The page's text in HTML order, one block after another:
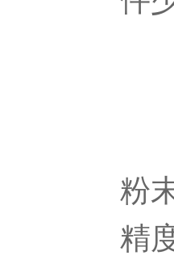
粉
精